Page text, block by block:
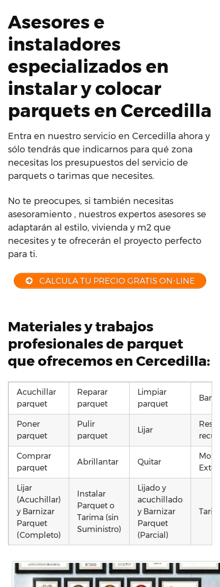
Asesores e
instaladores
especializados en
instalar y colocar
parquets en Cercedilla
Entra en nuestro servicio en Cercedilla ahora y
sólo tendrás que indicarnos para qué zona
necesitas los presupuestos del servicio de
parquets o tarimas que necesites.
No te preocupes, si también necesitas
asesoramiento , nuestros expertos asesores se
adaptarán al estilo, vivienda y m2 que
necesites y te ofrecerán el proyecto perfecto
para ti.
CALCULA TU PRECIO GRATIS ON-LINE
Materiales y trabajos
profesionales de parquet
que ofrecemos en Cercedilla:
Acuchillar
parquet
Reparar
parquet
Limpiar
parquet
Poner
parquet
Pulir
parquet
Lijar
Comprar
parquet
Abrillantar Quitar
Lijar
(Acuchillar)
y Barnizar
Parquet
(Completo)
Instalar
Parquet o
Tarima (sin
Suministro)
Lijado y
acuchillado
y Barnizar
Parquet
(Parcial)
parquet o
Tarima
parquet o
Tarima
parquet o
Tarima